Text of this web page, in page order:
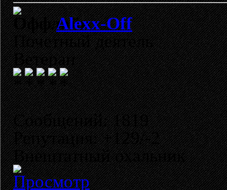
Alexx-Off
Почетный деятель
Ветеран
Сообщений: 1819
Репутация: +129/-2
Внештатный охальник